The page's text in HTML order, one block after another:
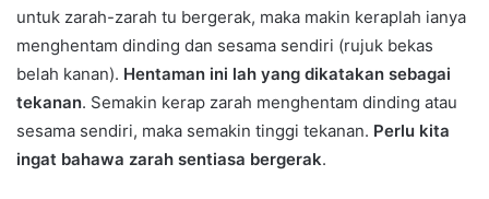
untuk zarah-zarah tu bergerak, maka makin keraplah ianya
menghentam dinding dan sesama sendiri (rujuk bekas
belah kanan). Hentaman ini lah yang dikatakan sebagai
tekanan. Semakin kerap zarah menghentam dinding atau
sesama sendiri, maka semakin tinggi tekanan. Perlu kita
ingat bahawa zarah sentiasa bergerak.